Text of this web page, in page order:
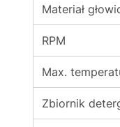
Materiał
RPM
Max.
Zbiornik